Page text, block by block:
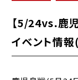
【5/24vs.鹿
イベント情